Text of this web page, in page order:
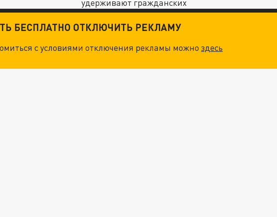
удерживают гражданских
БЕСПЛАТНО ОТКЛЮЧИТЬ РЕКЛАМУ
с условиями отключения рекламы можноздесь